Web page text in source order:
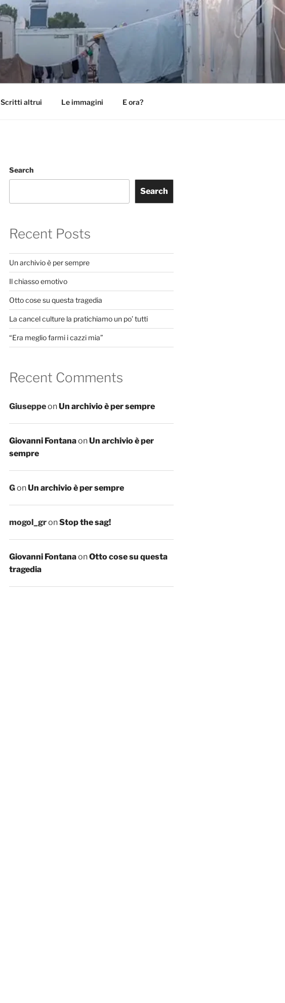
Scritti altrui Le immagini E ora?
Search
Search
Recent Posts
Un archivio è per sempre
Il chiasso emotivo
Otto cose su questa tragedia
La cancel culture la pratichiamo un po’ tutti
“Era meglio farmi i cazzi mia”
Recent Comments
GiuseppeonUn archivio è per sempre
Giovanni FontanaonUn archivio è per
sempre
GonUn archivio è per sempre
mogol_gronStop the sag!
Giovanni FontanaonOtto cose su questa
tragedia